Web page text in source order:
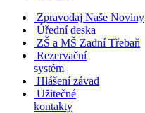
Zpravodaj Naše Noviny
Úřední deska
ZŠ a MŠ Zadní Třebaň
Rezervační
systém
Hlášení závad
Užitečné
kontakty